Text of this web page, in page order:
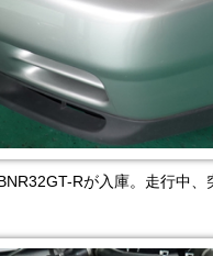
Rが入庫。走行中